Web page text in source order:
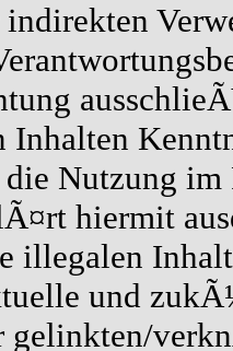
Inhalten
Nutzung
hiermit
illegalen
und
gelinkten/